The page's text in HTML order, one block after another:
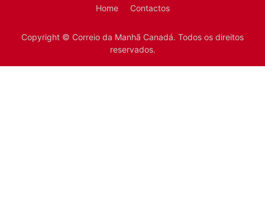
Home Contactos
Copyright © Correio da Manhã Canadá. Todos os direitos
reservados.